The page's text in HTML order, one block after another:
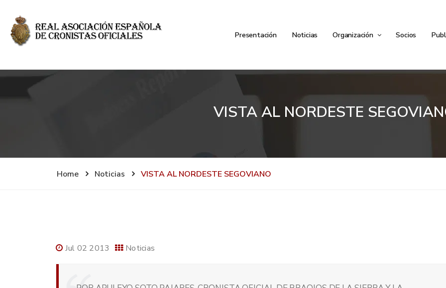
Presentación Noticias Organización Socios
VISTA AL NORDESTE
Home Noticias VISTA AL NORDESTE SEGOVIANO
Jul 02 2013 Noticias